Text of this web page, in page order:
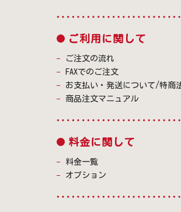
ご利用に関して
ご注文の流れ
FAXでのご注文
お支払い・発送について/特商
商品注文マニュアル
料金に関して
料金一覧
オプション